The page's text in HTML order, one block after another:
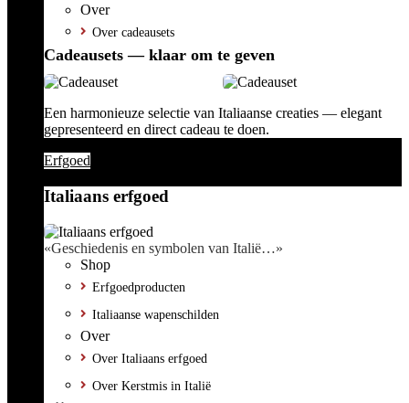
Over
Over cadeausets
Cadeausets — klaar om te geven
Een harmonieuze selectie van Italiaanse creaties — elegant
gepresenteerd en direct cadeau te doen.
Erfgoed
Italiaans erfgoed
«Geschiedenis en symbolen van Italië…»
Shop
Erfgoedproducten
Italiaanse wapenschilden
Over
Over Italiaans erfgoed
Over Kerstmis in Italië